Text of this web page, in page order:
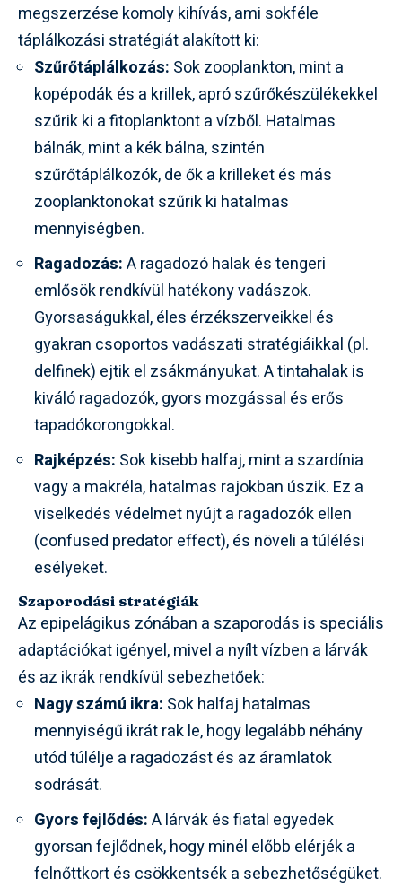
megszerzése komoly kihívás, ami sokféle
táplálkozási stratégiát alakított ki:
Szűrőtáplálkozás: Sok zooplankton, mint a
kopépodák és a krillek, apró szűrőkészülékekkel
szűrik ki a fitoplanktont a vízből. Hatalmas
bálnák, mint a kék bálna, szintén
szűrőtáplálkozók, de ők a krilleket és más
zooplanktonokat szűrik ki hatalmas
mennyiségben.
Ragadozás:A ragadozó halak és tengeri
emlősök rendkívül hatékony vadászok.
Gyorsaságukkal, éles érzékszerveikkel és
gyakran csoportos vadászati stratégiáikkal (pl.
delfinek) ejtik el zsákmányukat. A tintahalak is
kiváló ragadozók, gyors mozgással és erős
tapadókorongokkal.
Rajképzés: Sok kisebb halfaj, mint a szardínia
vagy a makréla, hatalmas rajokban úszik. Ez a
viselkedés védelmet nyújt a ragadozók ellen
(confused predator effect), és növeli a túlélési
esélyeket.
Szaporodási stratégiák
Az epipelágikus zónában a szaporodás is speciális
adaptációkat igényel, mivel a nyílt vízben a lárvák
és az ikrák rendkívül sebezhetőek:
Nagy számú ikra: Sok halfaj hatalmas
mennyiségű ikrát rak le, hogy legalább néhány
utód túlélje a ragadozást és az áramlatok
sodrását.
Gyors fejlődés:A lárvák és fiatal egyedek
gyorsan fejlődnek, hogy minél előbb elérjék a
felnőttkort és csökkentsék a sebezhetőségüket.